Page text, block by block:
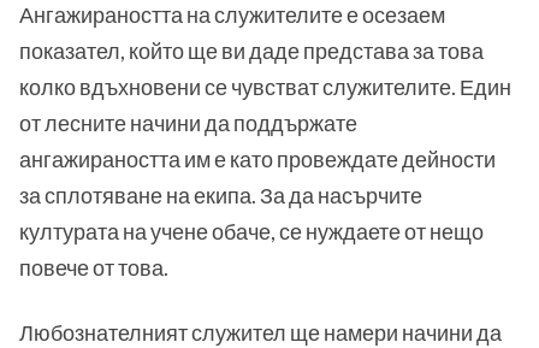
Ангажираността на служителите е осезаем
показател, който ще ви даде представа за това
колко вдъхновени се чувстват служителите. Един
от лесните начини да поддържате
ангажираността им е като провеждате дейности
за сплотяване на екипа. За да насърчите
културата на учене обаче, се нуждаете от нещо
повече от това.
Любознателният служител ще намери начини да